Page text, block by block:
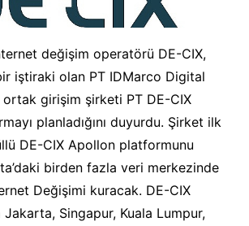
değişim operatörü DE-CIX,
iştiraki olan PT IDMarco Digital
girişim şirketi PT DE-CIX
planladığını duyurdu. Şirket ilk
DE-CIX Apollon platformunu
birden fazla veri merkezinde
Değişimi kuracak. DE-CIX
Singapur, Kuala Lumpur,